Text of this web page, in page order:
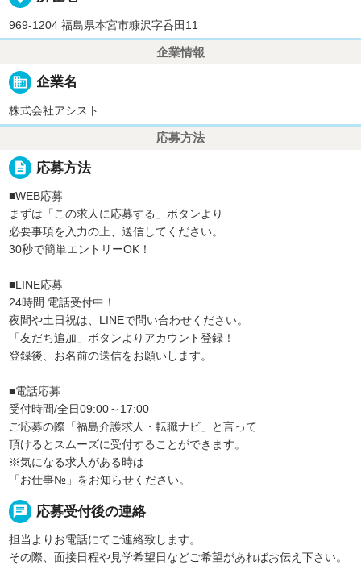
969-1204 福島県本宮市糠沢字呑田11
企業情報
business 企業名
株式会社アシスト
応募方法
description 応募方法
■WEB応募
まずは「この求人に応募する」ボタンより
必要事項を入力の上、送信してください。
30秒で簡単エントリーOK！
■LINE応募
24時間 電話受付中！
夜間や土日祝は、LINEで問い合わせください。
「友だち追加」ボタンよりアカウント登録！
登録後、お名前の送信をお願いします。
■電話応募
受付時間/全日09:00～17:00
ご応募の際「福島介護求人・転職ナビ」と言って
頂けるとスムーズに受付することができます。
※気になる求人がある時は
「お仕事№」をお知らせください。
chat 応募受付後の連絡
担当よりお電話にてご連絡致します。
その際、面接日程や見学希望日などご希望があればお伝え下さい。